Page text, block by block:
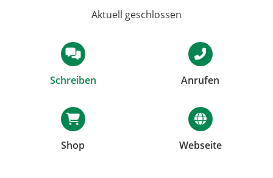
Aktuell geschlossen
Schreiben Anrufen
Shop Webseite